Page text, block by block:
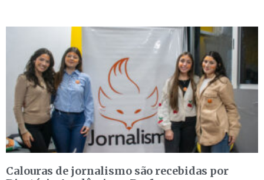
Calouras de jornalismo são recebidas por